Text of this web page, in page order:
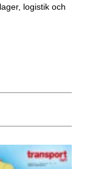
logistik och